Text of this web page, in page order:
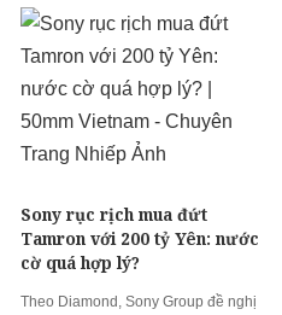
Sony rục rịch mua đứt
Tamron với 200 tỷ Yên: nước
cờ quá hợp lý?
Theo Diamond, Sony Group đề nghị